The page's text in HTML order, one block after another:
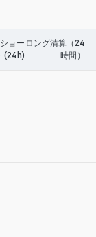
ョー
(24h)
ロング清算（24
時間）